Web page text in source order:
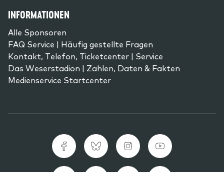
INFORMATIONEN
Alle Sponsoren
FAQ Service | Häufig gestellte Fragen
Kontakt, Telefon, Ticketcenter | Service
Das Weserstadion | Zahlen, Daten & Fakten
Medienservice Startcenter